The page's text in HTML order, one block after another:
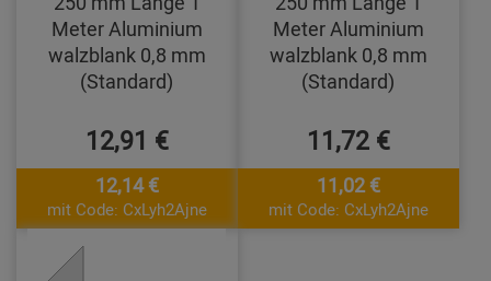
Meter Aluminium
walzblank 0,8 mm
(Standard)
12,91 €
12,14 €
mit Code: CxLyh2Ajne
Meter Aluminium
walzblank 0,8 mm
(Standard)
11,72 €
11,02 €
mit Code: CxLyh2Ajne